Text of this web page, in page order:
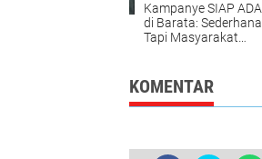
Kampanye SIAP ADA
di Barata: Sederhana
Tapi Masyarakat
KOMENTAR